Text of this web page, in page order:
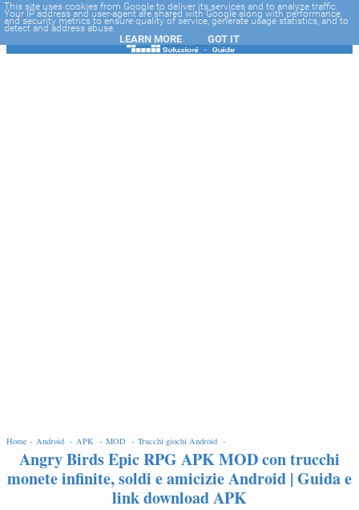
-->
Home - Android - APK - MOD - Trucchi giochi Android -
Angry Birds Epic RPG APK MOD con trucchi
monete infinite, soldi e amicizie Android | Guida e
link download APK
This site uses cookies from Google to deliver its services and to analyze traffic.
Your IP address and user-agent are shared with Google along with performance
and security metrics to ensure quality of service, generate usage statistics, and to
detect and address abuse.
LEARN MORE GOT IT